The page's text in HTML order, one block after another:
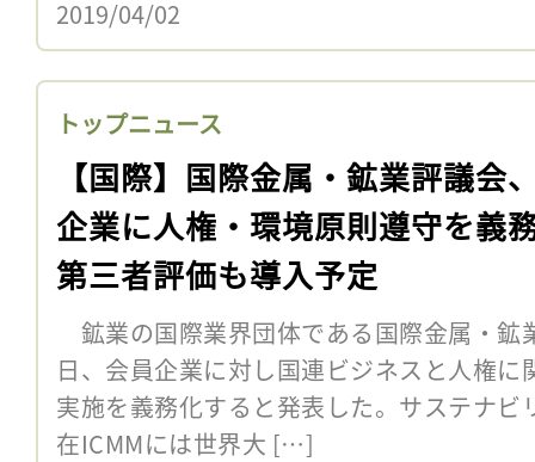
2019/04/02
トップニュース
【国際】国際金属・鉱業評議会
企業に人権・環境原則遵守を義
第三者評価も導入予定
鉱業の国際業界団体である国際金属・鉱
日、会員企業に対し国連ビジネスと人権に
実施を義務化すると発表した。サステナ
在ICMMには世界大 […]